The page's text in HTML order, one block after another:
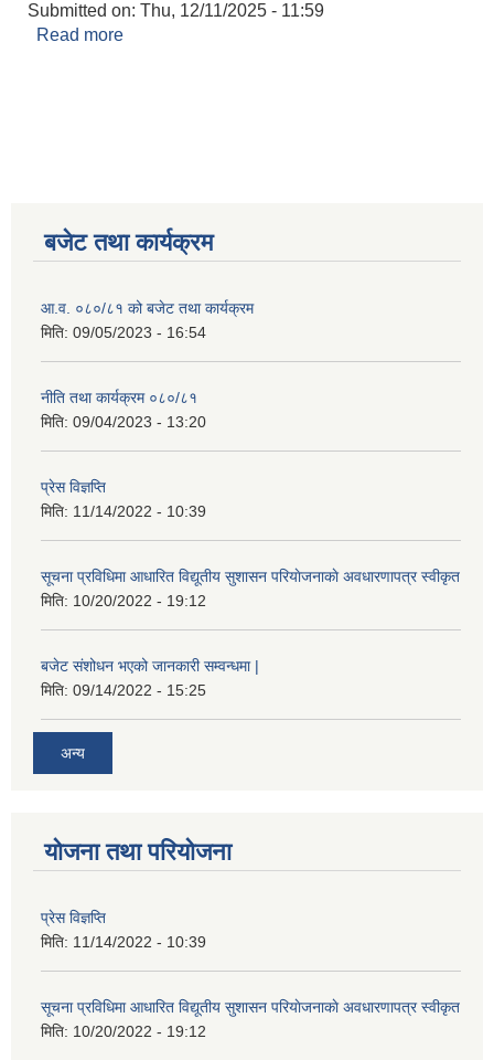
Submitted on: Thu, 12/11/2025 - 11:59
Read more
बजेट तथा कार्यक्रम
आ.व. ०८०/८१ को बजेट तथा कार्यक्रम
मिति: 09/05/2023 - 16:54
नीति तथा कार्यक्रम ०८०/८१
मिति: 09/04/2023 - 13:20
प्रेस विज्ञप्ति
मिति: 11/14/2022 - 10:39
सूचना प्रविधिमा आधारित विद्यूतीय सुशासन परियाेजनाकाे अवधारणापत्र स्वीकृत
मिति: 10/20/2022 - 19:12
बजेट संशोधन भएको जानकारी सम्वन्धमा |
मिति: 09/14/2022 - 15:25
अन्य
योजना तथा परियोजना
प्रेस विज्ञप्ति
मिति: 11/14/2022 - 10:39
सूचना प्रविधिमा आधारित विद्यूतीय सुशासन परियाेजनाकाे अवधारणापत्र स्वीकृत
मिति: 10/20/2022 - 19:12